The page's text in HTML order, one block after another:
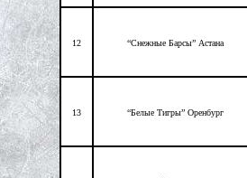
12 “Снежные Барсы” Астана
13 “Белые Тигры” Оренбург